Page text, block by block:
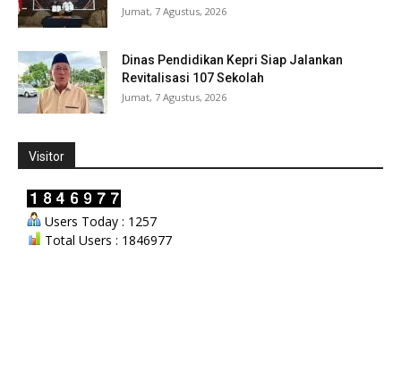
Jumat, 7 Agustus, 2026
Dinas Pendidikan Kepri Siap Jalankan
Revitalisasi 107 Sekolah
Jumat, 7 Agustus, 2026
Visitor
Users Today : 1257
Total Users : 1846977